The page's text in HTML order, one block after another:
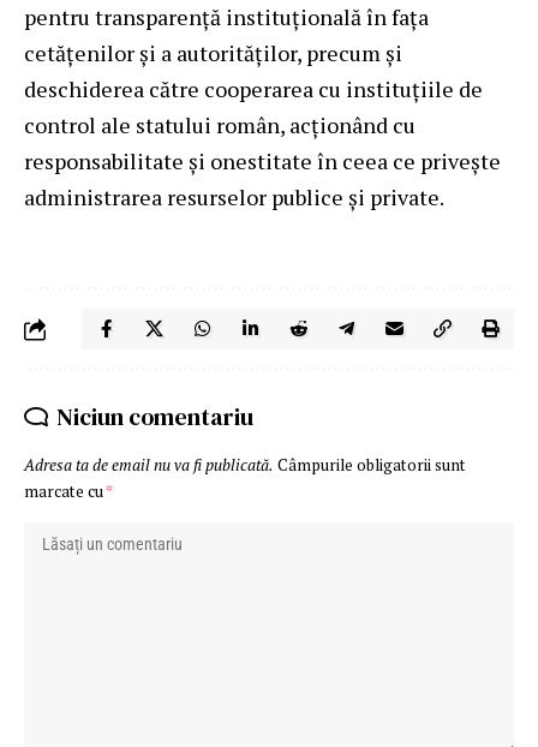
pentru transparență instituțională în fața
cetățenilor și a autorităților, precum și
deschiderea către cooperarea cu instituțiile de
control ale statului român, acționând cu
responsabilitate și onestitate în ceea ce privește
administrarea resurselor publice și private.
Niciun comentariu
Adresa ta de email nu va fi publicată. Câmpurile obligatorii sunt
marcate cu *